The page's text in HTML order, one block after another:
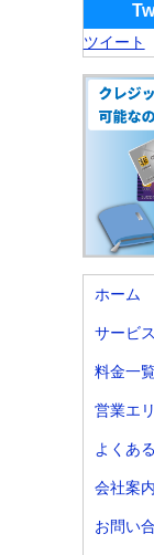
ツイート
ホーム
サービ
料金一
営業エ
よくあ
会社案内
お問い